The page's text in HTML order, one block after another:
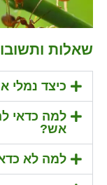
שאלות
כיצד נמלי
למה כדאי
אש?
למה לא